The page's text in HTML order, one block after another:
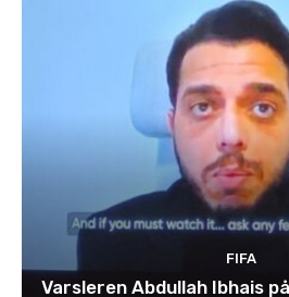
FIFA
Varsleren Abdullah Ibhais